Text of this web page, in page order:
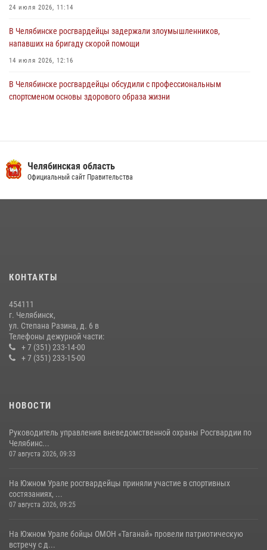
24 июля 2026, 11:14
В Челябинске росгвардейцы задержали злоумышленников,
напавших на бригаду скорой помощи
14 июля 2026, 12:16
В Челябинске росгвардейцы обсудили с профессиональным
спортсменом основы здорового образа жизни
23 июля 2026, 09:28 2
14 июля 2026, 05:15
Челябинская область
Официальный сайт Правительства
КОНТАКТЫ
454111
г. Челябинск,
ул. Степана Разина, д. 6 в
Телефоны дежурной части:
+ 7 (351) 233-14-00
+ 7 (351) 233-15-00
НОВОСТИ
Руководитель управления вневедомственной охраны Росгвардии по
Челябинс...
07 августа 2026, 09:33
На Южном Урале росгвардейцы приняли участие в спортивных
состязаниях, ...
07 августа 2026, 09:25
На Южном Урале бойцы ОМОН «Таганай» провели патриотическую
встречу с д...